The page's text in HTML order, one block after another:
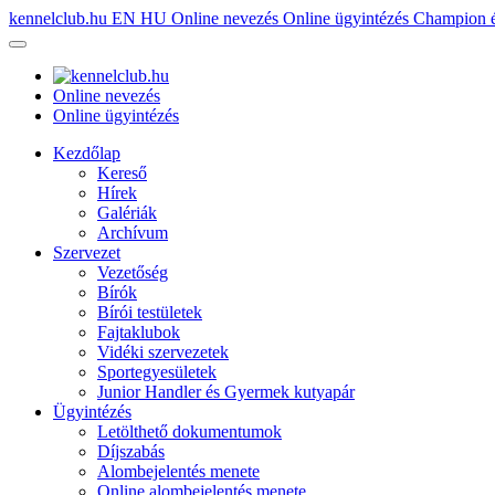
kennelclub.hu EN HU Online nevezés Online ügyintézés Champion
Online nevezés
Online ügyintézés
Kezdőlap
Kereső
Hírek
Galériák
Archívum
Szervezet
Vezetőség
Bírók
Bírói testületek
Fajtaklubok
Vidéki szervezetek
Sportegyesületek
Junior Handler és Gyermek kutyapár
Ügyintézés
Letölthető dokumentumok
Díjszabás
Alombejelentés menete
Online alombejelentés menete